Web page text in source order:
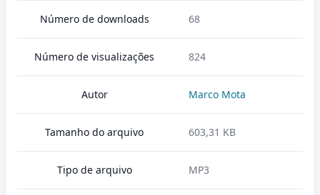
Número de downloads 68
Número de visualizações 824
Autor Marco Mota
Tamanho do arquivo 603,31 KB
Tipo de arquivo MP3